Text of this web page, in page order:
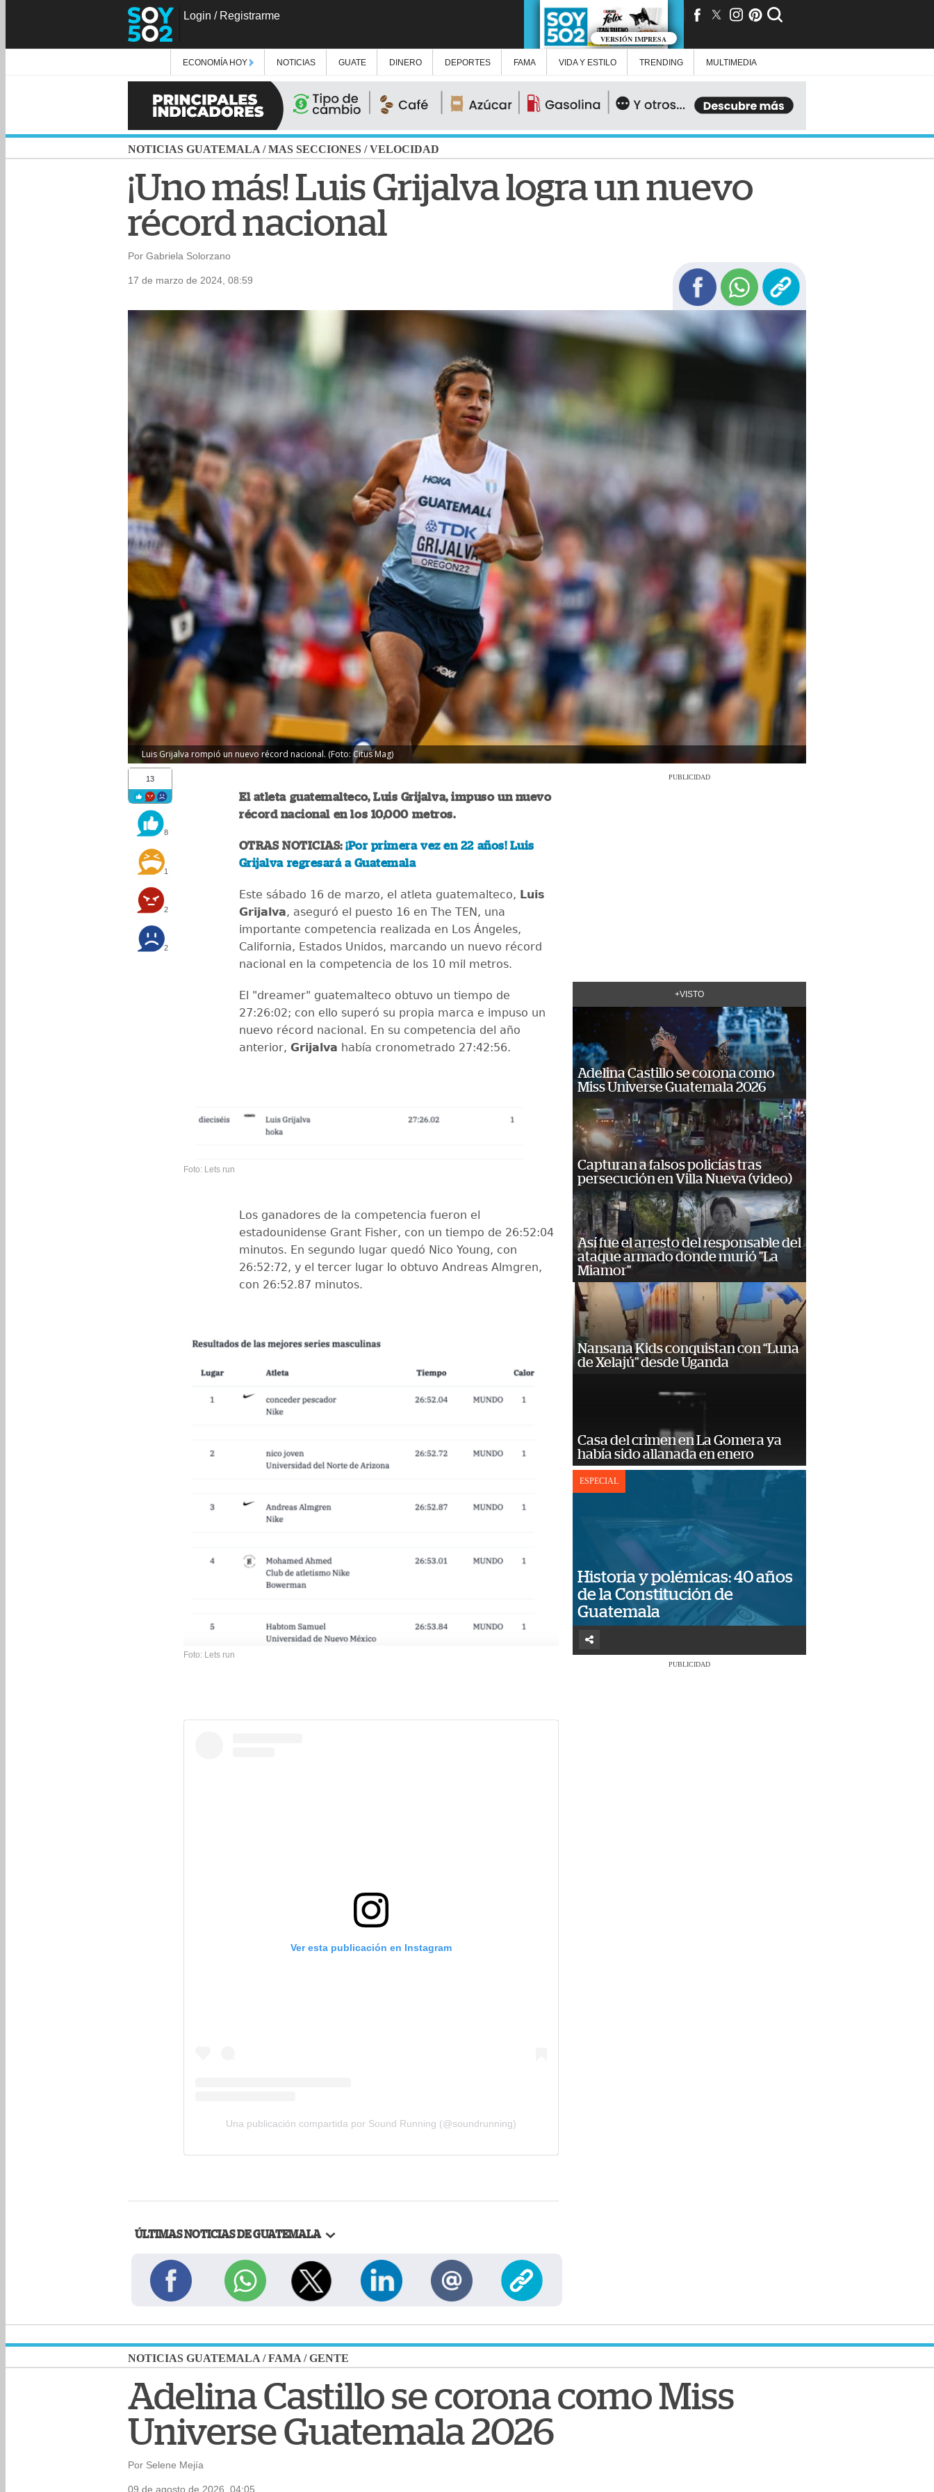
Login / Registrarme
VERSIÓN IMPRESA
ECONOMÍA HOY NOTICIAS GUATE DINERO DEPORTES FAMA VIDA Y ESTILO TRENDING MULTIMEDIA
NOTICIAS GUATEMALA /MAS SECCIONES /VELOCIDAD
¡Uno más! Luis Grijalva logra un nuevo
récord nacional
Por Gabriela Solorzano
17 de marzo de 2024, 08:59
Luis Grijalva rompió un nuevo récord nacional. (Foto: Citus Mag)
13
8
1
2
2
El atleta guatemalteco, Luis Grijalva, impuso un nuevo
récord nacional en los 10,000 metros.
OTRAS NOTICIAS:¡Por primera vez en 22 años! Luis
Grijalva regresará a Guatemala
Este sábado 16 de marzo, el atleta guatemalteco, Luis
Grijalva, aseguró el puesto 16 en The TEN, una
importante competencia realizada en Los Ángeles,
California, Estados Unidos, marcando un nuevo récord
nacional en la competencia de los 10 mil metros.
El "dreamer" guatemalteco obtuvo un tiempo de
27:26:02; con ello superó su propia marca e impuso un
nuevo récord nacional. En su competencia del año
anterior, Grijalva había cronometrado 27:42:56.
Foto: Lets run
Los ganadores de la competencia fueron el
estadounidense Grant Fisher, con un tiempo de 26:52:04
minutos. En segundo lugar quedó Nico Young, con
26:52:72, y el tercer lugar lo obtuvo Andreas Almgren,
con 26:52.87 minutos.
Foto: Lets run
Ver esta publicación en Instagram
Una publicación compartida por Sound Running (@soundrunning)
ÚLTIMAS NOTICIAS DE GUATEMALA
PUBLICIDAD
+VISTO
Adelina Castillo se corona como
Miss Universe Guatemala 2026
Capturan a falsos policías tras
persecución en Villa Nueva (video)
Así fue el arresto del responsable del
ataque armado donde murió "La
Miamor"
Nansana Kids conquistan con “Luna
de Xelajú” desde Uganda
Casa del crimen en La Gomera ya
había sido allanada en enero
ESPECIAL
Historia y polémicas: 40 años
de la Constitución de
Guatemala
PUBLICIDAD
NOTICIAS GUATEMALA /FAMA /GENTE
Adelina Castillo se corona como Miss
Universe Guatemala 2026
Por Selene Mejía
09 de agosto de 2026, 04:05